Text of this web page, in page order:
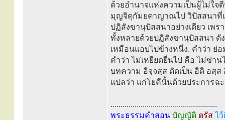
ด้วยอำนาจแห่งความเป็นผู้ไม่ใจ
มุญจิตุกัมยตาญาณไป วิปัสสนาที่เ
ปฏิสังขานุปัสสนาอย่างเดียว เพร
ทั้งหลายด้วยปฏิสังขานุปัสสนา ดั
เหมือนแอบไปข้างหนึ่ง. คำว่า ย่
คำว่า ไม่เหยียดยื่นไป คือ ไม่ซ่า
บทความ อิจฺจสฺส ตัดเป็น อิติ อสฺส
แปลว่า แก่โยคีนั้นด้วยประการฉ
.....................................................
พระธรรมคำสอน บัญญัติ ตรัสไ